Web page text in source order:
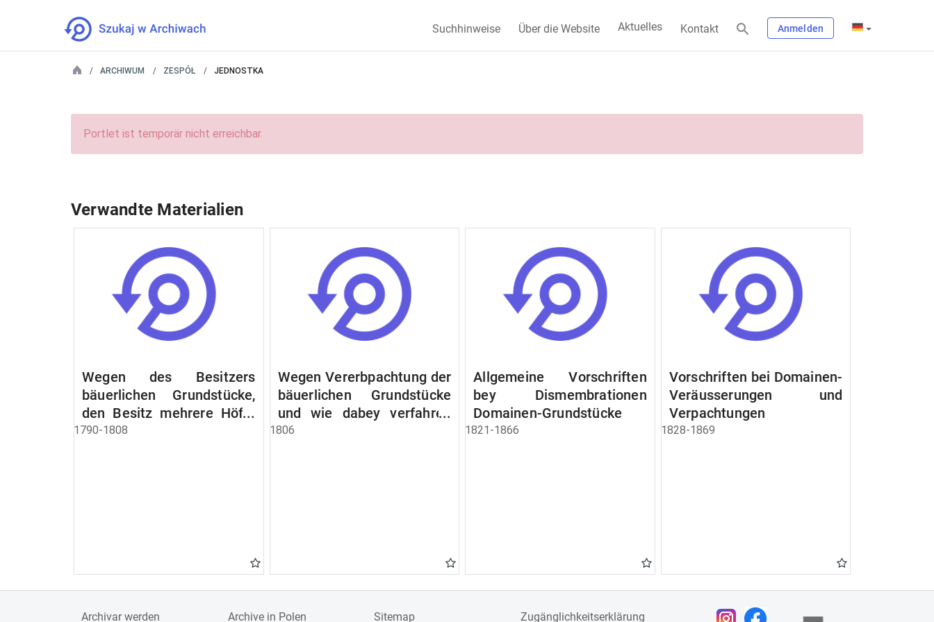
Suchhinweise Über die Website Aktuelles Kontakt Anmelden
ARCHIWUM ZESPÓŁ JEDNOSTKA
Portlet ist temporär nicht erreichbar.
Verwandte Materialien
Wegen des Besitzers
bäuerlichen Grundstücke,
den Besitz mehrere Höfe.
Instruction wegen der
1790-1808
Wegen Vererbpachtung der
bäuerlichen Grundstücke
und wie dabey verfahren
werden soll
1806
Allgemeine Vorschriften
bey Dismembrationen
Domainen-Grundstücke
1821-1866
Vorschriften bei Domainen-
Veräusserungen und
Verpachtungen
1828-1869
Archivar werden Archive in Polen Sitemap Zugänglichkeitserklärung